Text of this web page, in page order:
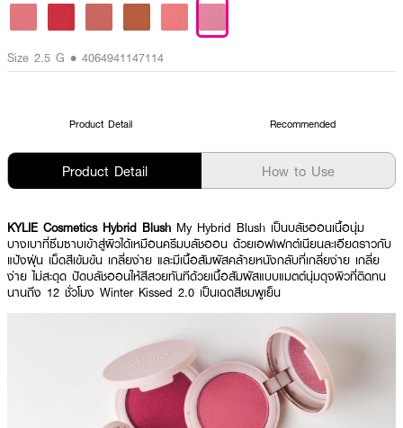
Size 2.5 G • 4064941147114
Product Detail Recommended
Product Detail How to Use
KYLIE Cosmetics Hybrid Blush My Hybrid Blush เป็นบลัชออนเนื้อนุ่ม
บางเบาที่ซึมซาบเข้าสู่ผิวได้เหมือนครีมบลัชออน ด้วยเอฟเฟกต์เนียนละเอียดราวกับ
แป้งฝุ่น เม็ดสีเข้มข้น เกลี่ยง่าย และมีเนื้อสัมผัสคล้ายหนังกลับที่เกลี่ยง่าย เกลี่ย
ง่าย ไม่สะดุด ปัดบลัชออนให้สีสวยทันทีด้วยเนื้อสัมผัสแบบแมตต์นุ่มดุจผิวที่ติดทน
นานถึง 12 ชั่วโมง Winter Kissed 2.0 เป็นเฉดสีชมพูเย็น